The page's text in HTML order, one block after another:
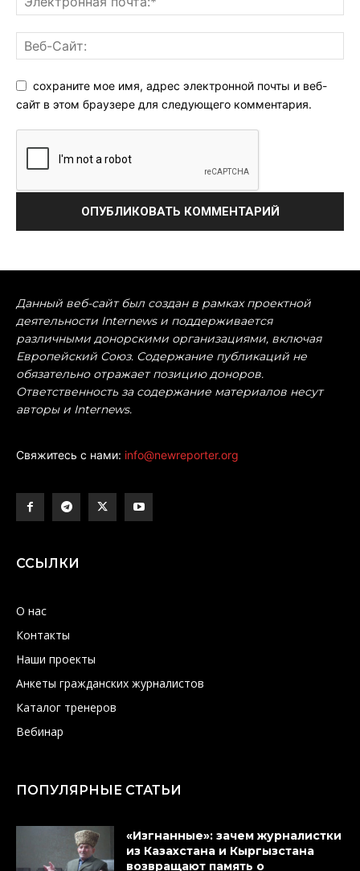
сохраните мое имя, адрес электронной почты и веб-
сайт в этом браузере для следующего комментария.
Данный веб-сайт был создан в рамках проектной
деятельности Internews и поддерживается
различными донорскими организациями, включая
Европейский Союз. Содержание публикаций не
обязательно отражает позицию доноров.
Ответственность за содержание материалов несут
авторы и Internews.
Свяжитесь с нами: info@newreporter.org
ССЫЛКИ
О нас
Контакты
Наши проекты
Анкеты гражданских журналистов
Каталог тренеров
Вебинар
ПОПУЛЯРНЫЕ СТАТЬИ
«Изгнанные»: зачем журналистки
из Казахстана и Кыргызстана
возвращают память о